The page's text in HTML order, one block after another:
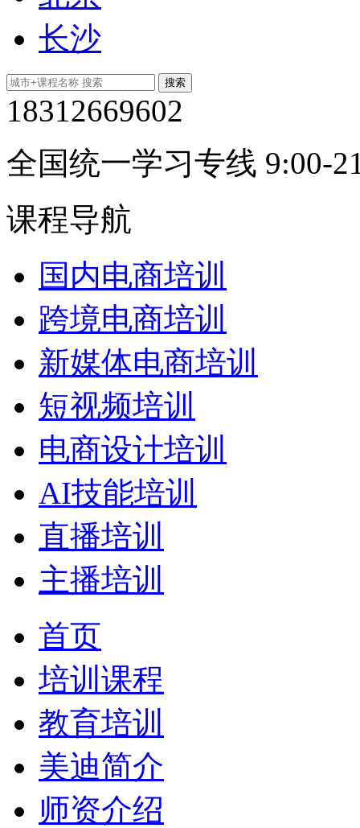
长沙
18312669602
全国统一学习专线 9:00-
课程导航
国内电商培训
跨境电商培训
新媒体电商培训
短视频培训
电商设计培训
AI技能培训
直播培训
主播培训
首页
培训课程
教育培训
美迪简介
师资介绍